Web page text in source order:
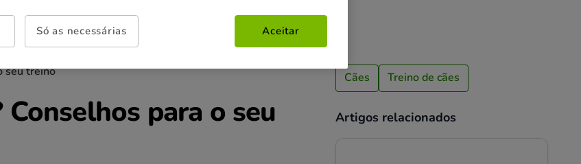
seu treino
para o seu
Cães Treino de cães
Artigos relacionados
Só as necessárias Aceitar